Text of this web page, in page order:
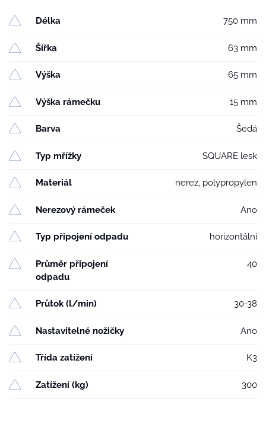
Délka 750 mm
Šířka 63 mm
Výška 65 mm
Výška rámečku 15 mm
Barva Šedá
Typ mřížky SQUARE lesk
Materiál nerez, polypropylen
Nerezový rámeček Ano
Typ připojení odpadu horizontální
Průměr připojení
odpadu
40
Průtok (l/min) 30-38
Nastavitelné nožičky Ano
Třída zatížení K3
Zatížení (kg) 300